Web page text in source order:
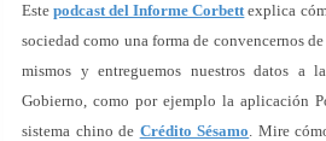
Estepodcast del Informe Corbettexplica
sociedad como una forma de convencernos
mismos y entreguemos nuestros datos a
Gobierno, como por ejemplo la aplicación
sistema chino de Crédito Sésamo. Mire